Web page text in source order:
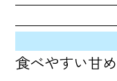
食べやすい甘